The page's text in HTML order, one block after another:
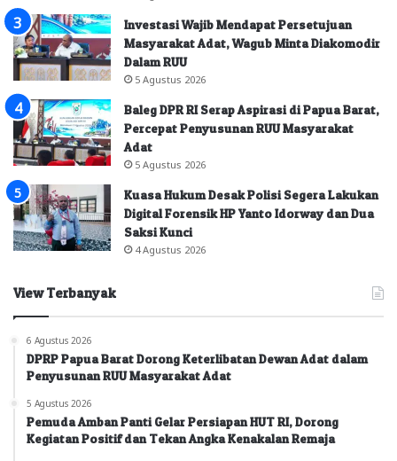
Investasi Wajib Mendapat Persetujuan
Masyarakat Adat, Wagub Minta Diakomodir
Dalam RUU
5 Agustus 2026
Baleg DPR RI Serap Aspirasi di Papua Barat,
Percepat Penyusunan RUU Masyarakat
Adat
5 Agustus 2026
Kuasa Hukum Desak Polisi Segera Lakukan
Digital Forensik HP Yanto Idorway dan Dua
Saksi Kunci
4 Agustus 2026
View Terbanyak
6 Agustus 2026
DPRP Papua Barat Dorong Keterlibatan Dewan Adat dalam
Penyusunan RUU Masyarakat Adat
5 Agustus 2026
Pemuda Amban Panti Gelar Persiapan HUT RI, Dorong
Kegiatan Positif dan Tekan Angka Kenakalan Remaja